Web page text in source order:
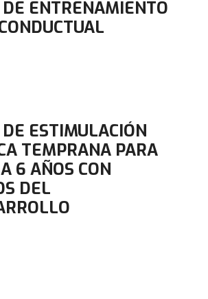
ENTRENAMIENTO
ESTIMULACIÓN
TEMPRANA PARA
6 AÑOS CON
DEL